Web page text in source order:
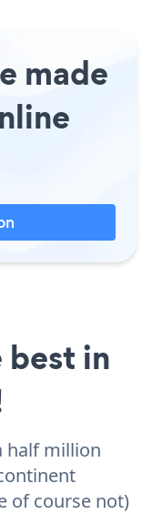
made
in
half million
of course not)